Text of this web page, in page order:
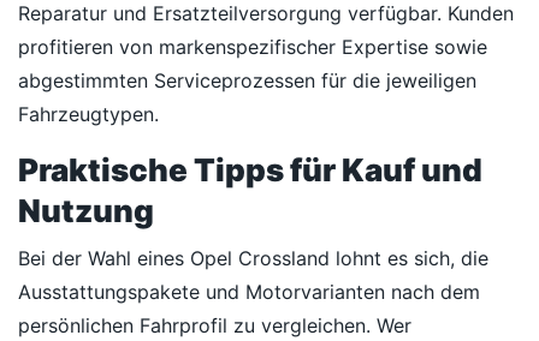
Reparatur und Ersatzteilversorgung verfügbar. Kunden
profitieren von markenspezifischer Expertise sowie
abgestimmten Serviceprozessen für die jeweiligen
Fahrzeugtypen.
Praktische Tipps für Kauf und
Nutzung
Bei der Wahl eines Opel Crossland lohnt es sich, die
Ausstattungspakete und Motorvarianten nach dem
persönlichen Fahrprofil zu vergleichen. Wer